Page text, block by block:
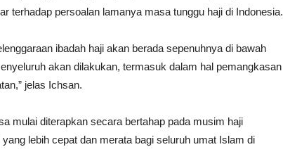
terhadap persoalan lamanya masa tunggu haji di Indonesia.
ibadah haji akan berada sepenuhnya di bawah
akan dilakukan, termasuk dalam hal pemangkasan
jelas Ichsan.
mulai diterapkan secara bertahap pada musim haji
lebih cepat dan merata bagi seluruh umat Islam di